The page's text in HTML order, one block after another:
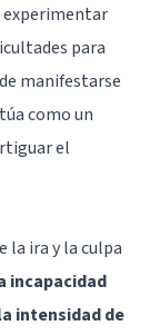
experimentar
para
manifestarse
como un
el
la ira y la culpa
incapacidad
intensidad de